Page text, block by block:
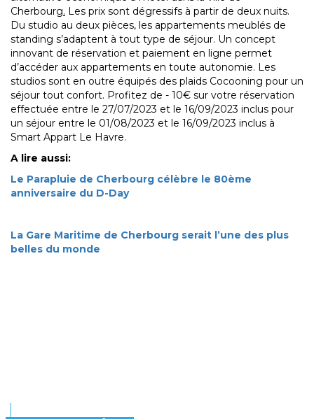
Cherbourg. Les prix sont dégressifs à partir de deux nuits.
Du studio au deux pièces, les appartements meublés de
standing s’adaptent à tout type de séjour. Un concept
innovant de réservation et paiement en ligne permet
d’accéder aux appartements en toute autonomie. Les
studios sont en outre équipés des plaids Cocooning pour un
séjour tout confort. Profitez de - 10€ sur votre réservation
effectuée entre le 27/07/2023 et le 16/09/2023 inclus pour
un séjour entre le 01/08/2023 et le 16/09/2023 inclus à
Smart Appart Le Havre.
A lire aussi:
Le Parapluie de Cherbourg célèbre le 80ème
anniversaire du D-Day
La Gare Maritime de Cherbourg serait l’une des plus
belles du monde